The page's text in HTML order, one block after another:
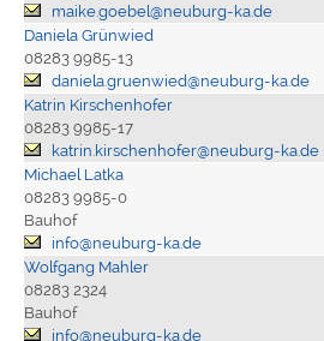
maike.goebel@neuburg-ka.de
Daniela Grünwied
08283 9985-13
daniela.gruenwied@neuburg-ka.de
Katrin Kirschenhofer
08283 9985-17
katrin.kirschenhofer@neuburg-ka.de
Michael Latka
08283 9985-0
Bauhof
info@neuburg-ka.de
Wolfgang Mahler
08283 2324
Bauhof
info@neuburg-ka.de